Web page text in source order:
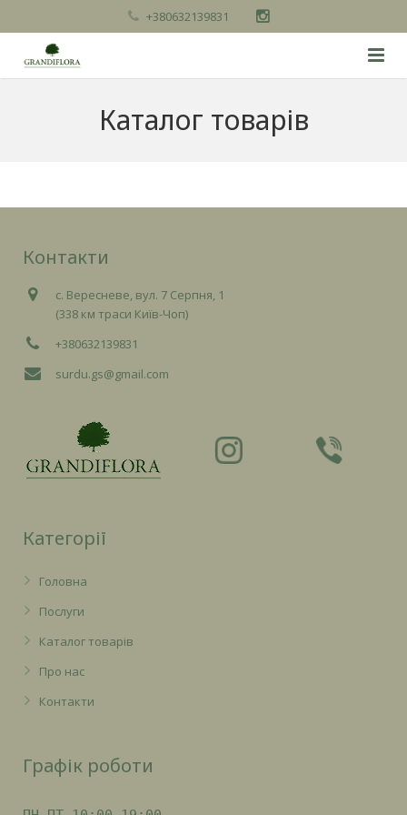
+380632139831
Контакти
Каталог товарів
Контакти
с. Вересневе, вул. 7 Серпня, 1
(338 км траси Київ-Чоп)
+380632139831
surdu.gs@gmail.com
Категорії
Головна
Послуги
Каталог товарів
Про нас
Контакти
Графік роботи